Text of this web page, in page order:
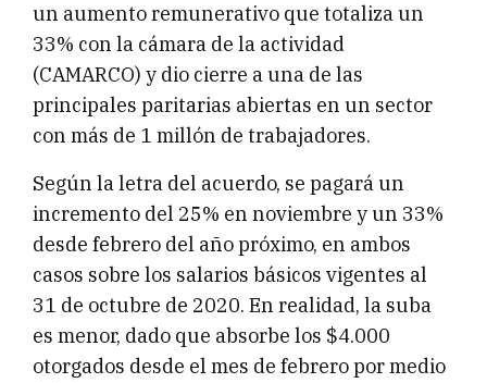
un aumento remunerativo que totaliza un
33% con la cámara de la actividad
(CAMARCO) y dio cierre a una de las
principales paritarias abiertas en un sector
con más de 1 millón de trabajadores.
Según la letra del acuerdo, se pagará un
incremento del 25% en noviembre y un 33%
desde febrero del año próximo, en ambos
casos sobre los salarios básicos vigentes al
31 de octubre de 2020. En realidad, la suba
es menor, dado que absorbe los $4.000
otorgados desde el mes de febrero por medio